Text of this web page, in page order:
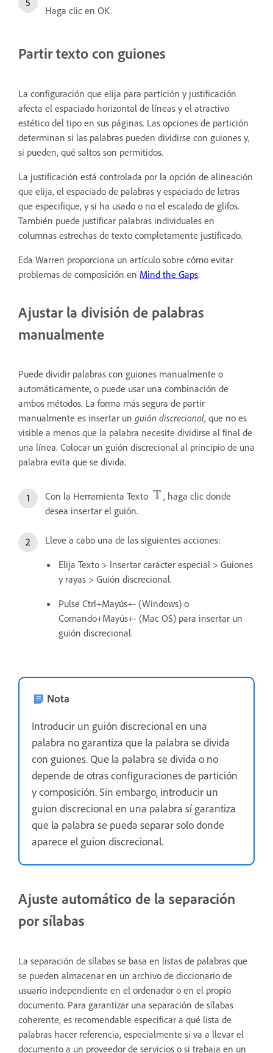
Haga clic en OK.
Partir texto con guiones
La configuración que elija para partición y justificación
afecta el espaciado horizontal de líneas y el atractivo
estético del tipo en sus páginas. Las opciones de partición
determinan si las palabras pueden dividirse con guiones y,
si pueden, qué saltos son permitidos.
La justificación está controlada por la opción de alineación
que elija, el espaciado de palabras y espaciado de letras
que especifique, y si ha usado o no el escalado de glifos.
También puede justificar palabras individuales en
columnas estrechas de texto completamente justificado.
Eda Warren proporciona un artículo sobre cómo evitar
problemas de composición en Mind the Gaps.
Ajustar la división de palabras
manualmente
Puede dividir palabras con guiones manualmente o
automáticamente, o puede usar una combinación de
ambos métodos. La forma más segura de partir
manualmente es insertar un guión discrecional, que no es
visible a menos que la palabra necesite dividirse al final de
una línea. Colocar un guión discrecional al principio de una
palabra evita que se divida.
Con la Herramienta Texto
, haga clic donde
desea insertar el guión.
Lleve a cabo una de las siguientes acciones:
Elija Texto > Insertar carácter especial > Guiones
y rayas > Guión discrecional.
Pulse Ctrl+Mayús+- (Windows) o
Comando+Mayús+- (Mac OS) para insertar un
guión discrecional.
Nota
Introducir un guión discrecional en una
palabra no garantiza que la palabra se divida
con guiones. Que la palabra se divida o no
depende de otras configuraciones de partición
y composición. Sin embargo, introducir un
guion discrecional en una palabra sí garantiza
que la palabra se pueda separar solo donde
aparece el guion discrecional.
Ajuste automático de la separación
por sílabas
La separación de sílabas se basa en listas de palabras que
se pueden almacenar en un archivo de diccionario de
usuario independiente en el ordenador o en el propio
documento. Para garantizar una separación de sílabas
coherente, es recomendable especificar a qué lista de
palabras hacer referencia, especialmente si va a llevar el
documento a un proveedor de servicios o si trabaja en un